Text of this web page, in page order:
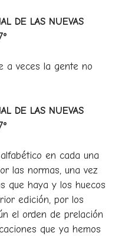
DE LAS NUEVAS
a veces la gente no
DE LAS NUEVAS
en cada una
las normas, una vez
que haya y los huecos
edición, por los
el orden de prelación
que ya hemos